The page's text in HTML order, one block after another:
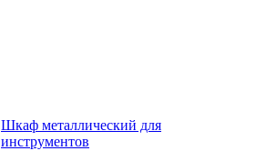
Шкаф металлический для
инструментов